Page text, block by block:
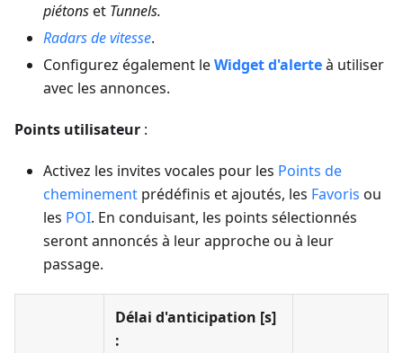
piétonset Tunnels.
Radars de vitesse.
Configurez également leWidget d'alerteà utiliser
avec les annonces.
Points utilisateur :
Activez les invites vocales pour les Points de
cheminement prédéfinis et ajoutés, les Favoris ou
les POI. En conduisant, les points sélectionnés
seront annoncés à leur approche ou à leur
passage.
Délai d'anticipation [s]
: